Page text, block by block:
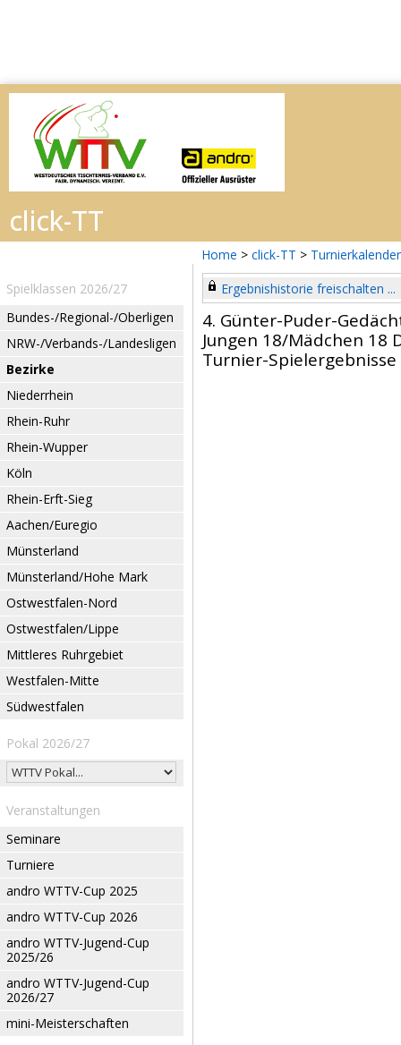
Home > click-TT > Turnierkalender
Spielklassen 2026/27
Bundes-/Regional-/Oberligen
NRW-/Verbands-/Landesligen
Bezirke
Niederrhein
Rhein-Ruhr
Rhein-Wupper
Köln
Rhein-Erft-Sieg
Aachen/Euregio
Münsterland
Münsterland/Hohe Mark
Ostwestfalen-Nord
Ostwestfalen/Lippe
Mittleres Ruhrgebiet
Westfalen-Mitte
Südwestfalen
Pokal 2026/27
Veranstaltungen
Seminare
Turniere
andro WTTV-Cup 2025
andro WTTV-Cup 2026
andro WTTV-Jugend-Cup
2025/26
andro WTTV-Jugend-Cup
2026/27
mini-Meisterschaften
Ergebnishistorie freischalten ...
4. Günter-Puder-
Jungen 18/Mädchen 18
Turnier-Spielergebnisse